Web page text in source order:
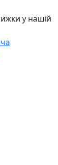
у нашій